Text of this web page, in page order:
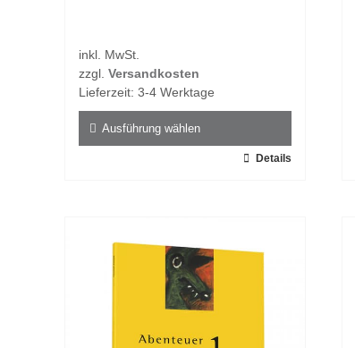
inkl. MwSt.
zzgl. Versandkosten
Lieferzeit: 3-4 Werktage
Ausführung wählen
Varianten
Details